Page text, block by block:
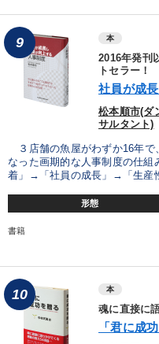
9 本
2016年発刊
トセラー！
社員が成
松本順市(ダ
サルタント)
３店舗の魚屋がわずか16年で
なった画期的な人事制度の仕
着」→「社員の成長」→「生産
形態
書籍
10 本
魂に直接に
「君に成